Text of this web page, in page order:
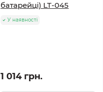
батарейці) LT-045
У наявності
1 014 грн.